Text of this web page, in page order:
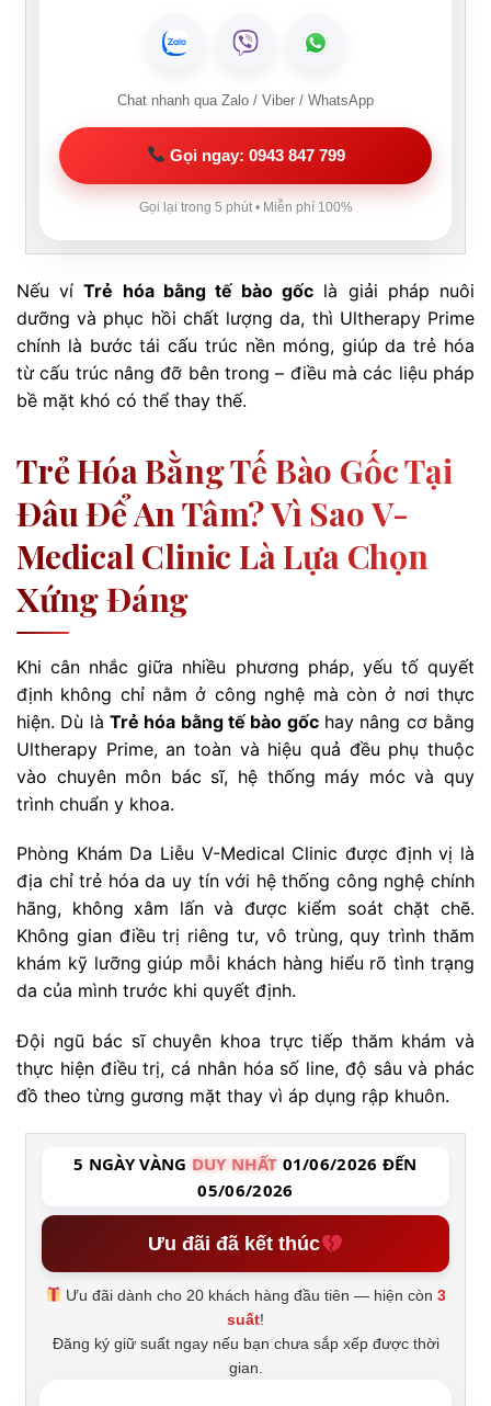
Chat nhanh qua Zalo / Viber / WhatsApp
Gọi ngay: 0943 847 799
Gọi lại trong 5 phút • Miễn phí 100%
Nếu víTrẻ hóa bằng tế bào gốc là giải pháp nuôi
dưỡng và phục hồi chất lượng da, thì Ultherapy Prime
chính là bước tái cấu trúc nền móng, giúp da trẻ hóa
từ cấu trúc nâng đỡ bên trong – điều mà các liệu pháp
bề mặt khó có thể thay thế.
Trẻ Hóa Bằng Tế Bào Gốc Tại
Đâu Để An Tâm? Vì Sao V-
Medical Clinic Là Lựa Chọn
Xứng Đáng
Khi cân nhắc giữa nhiều phương pháp, yếu tố quyết
định không chỉ nằm ở công nghệ mà còn ở nơi thực
hiện. Dù là Trẻ hóa bằng tế bào gốchay nâng cơ bằng
Ultherapy Prime, an toàn và hiệu quả đều phụ thuộc
vào chuyên môn bác sĩ, hệ thống máy móc và quy
trình chuẩn y khoa.
Phòng Khám Da Liễu V-Medical Clinic được định vị là
địa chỉ trẻ hóa da uy tín với hệ thống công nghệ chính
hãng, không xâm lấn và được kiểm soát chặt chẽ.
Không gian điều trị riêng tư, vô trùng, quy trình thăm
khám kỹ lưỡng giúp mỗi khách hàng hiểu rõ tình trạng
da của mình trước khi quyết định.
Đội ngũ bác sĩ chuyên khoa trực tiếp thăm khám và
thực hiện điều trị, cá nhân hóa số line, độ sâu và phác
đồ theo từng gương mặt thay vì áp dụng rập khuôn.
5 NGÀY VÀNG DUY NHẤT 01/06/2026 ĐẾN
05/06/2026
Ưu đãi đã kết thúc
Ưu đãi dành cho 20 khách hàng đầu tiên — hiện còn3
suất!
Đăng ký giữ suất ngay nếu bạn chưa sắp xếp được thời
gian.